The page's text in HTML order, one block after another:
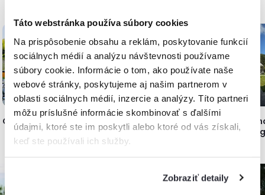
Táto webstránka používa súbory cookies
Na prispôsobenie obsahu a reklám, poskytovanie funkcií
sociálnych médií a analýzu návštevnosti používame
súbory cookie. Informácie o tom, ako používate naše
webové stránky, poskytujeme aj našim partnerom v
oblasti sociálnych médií, inzercie a analýzy. Títo partneri
môžu príslušné informácie skombinovať s ďalšími
údajmi, ktoré ste im poskytli alebo ktoré od vás získali,
keď ste používali ich služby.
Zobraziť detaily
Chata Travel Chata v Jasenovej
Chata pod Horou -
Nová Baňa